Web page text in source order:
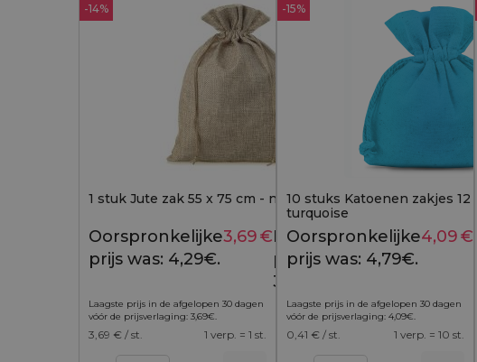
-14%
1 stuk Jute zak 55 x 75 cm - natuurlijke kleur
4,29 €
Oorspronkelijke
prijs was: 4,29€.
3,69€Huidige
prijs is:
3,69€.
Laagste prijs in de afgelopen 30 dagen
vóór de prijsverlaging: 3,69€.
3,69 € / st. 1 verp. = 1 st.
-15%
10 stuks Katoenen zakjes 12
turquoise
Oorspronkelijke
prijs was: 4,79€.
4,09€
Laagste prijs in de afgelopen 30 dagen
vóór de prijsverlaging: 4,09€.
0,41 € / st. 1 verp. = 10 st.